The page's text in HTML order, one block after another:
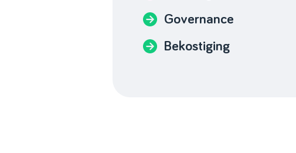
Governance
Bekostiging